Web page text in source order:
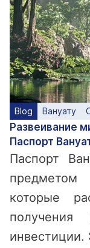
Blog Вануату
Развеивание
Паспорт
Паспорт
которые
получения
инвестиции.